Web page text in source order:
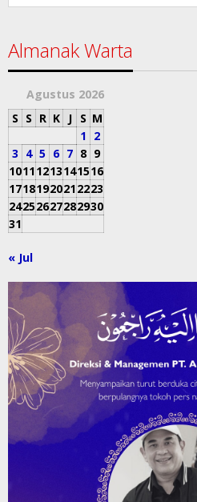
Almanak Warta
Agustus 2026
S S R K J S M
1 2
3 4 5 6 7 8 9
10111213141516
17181920212223
24252627282930
31
« Jul